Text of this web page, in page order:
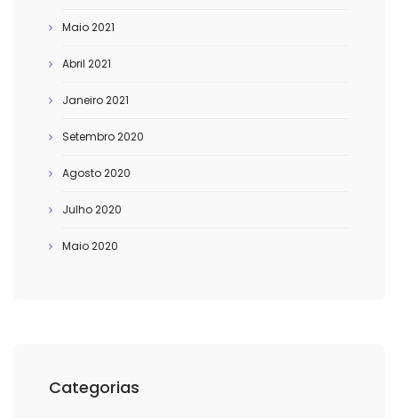
Maio 2021
Abril 2021
Janeiro 2021
Setembro 2020
Agosto 2020
Julho 2020
Maio 2020
Categorias